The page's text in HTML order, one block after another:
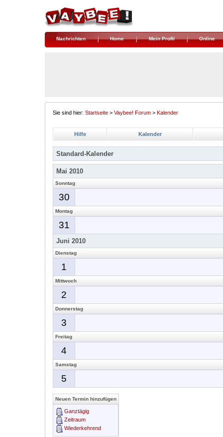
Nachrichten Home Mein Profil Online
Sie sind hier: Startseite > Vaybee! Forum > Kalender
Hilfe Kalender
Standard-Kalender
Mai 2010
Sonntag
30
Montag
31
Juni 2010
Dienstag
1
Mittwoch
2
Donnerstag
3
Freitag
4
Samstag
5
Neuen Termin hinzufügen
Ganztägig
Zeitraum
Wiederkehrend